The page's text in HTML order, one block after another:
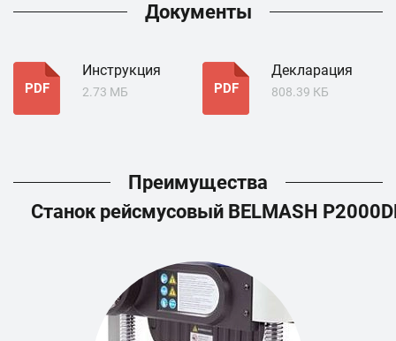
Документы
PDF
Инструкция
2.73 МБ PDF
Декларация
808.39 КБ
Преимущества
Станок рейсмусовый BELMASH